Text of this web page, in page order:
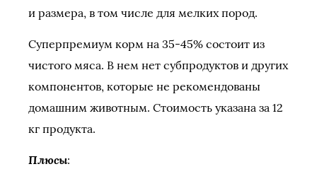
и размера, в том числе для мелких пород.
Суперпремиум корм на 35-45% состоит из
чистого мяса. В нем нет субпродуктов и других
компонентов, которые не рекомендованы
домашним животным. Стоимость указана за 12
кг продукта.
Плюсы: